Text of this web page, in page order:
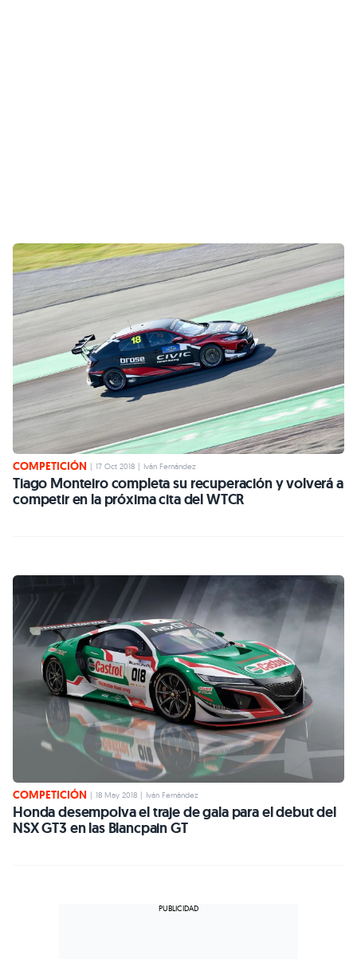
COMPETICIÓN | 17 Oct 2018 | Iván Fernández
Tiago Monteiro completa su recuperación y volverá a
competir en la próxima cita del WTCR
COMPETICIÓN | 18 May 2018 | Iván Fernández
Honda desempolva el traje de gala para el debut del
NSX GT3 en las Blancpain GT